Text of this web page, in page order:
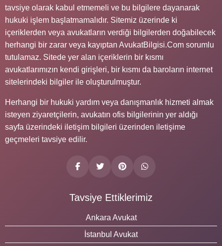
tavsiye olarak kabul etmemeli ve bu bilgilere dayanarak
hukuki işlem başlatmamalıdır. Sitemiz üzerinde ki
içeriklerden veya avukatların verdiği bilgilerden doğabilecek
herhangi bir zarar veya kayıptan AvukatBilgisi.Com sorumlu
tutulamaz. Sitede yer alan içeriklerin bir kısmı
avukatlarımızın kendi girişleri, bir kısmı da baroların internet
sitelerindeki bilgiler ile oluşturulmuştur.
Herhangi bir hukuki yardım veya danışmanlık hizmeti almak
isteyen ziyaretçilerin, avukatın ofis bilgilerinin yer aldığı
sayfa üzerindeki iletişim bilgileri üzerinden iletişime
geçmeleri tavsiye edilir.
Tavsiye Ettiklerimiz
Ankara Avukat
İstanbul Avukat